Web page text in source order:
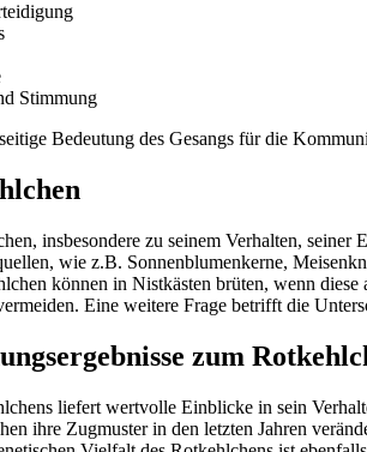
Stimmung
Bedeutung des Gesangs für die
insbesondere zu seinem Verhalten,
wie z.B. Sonnenblumenkerne,
können in Nistkästen brüten, wenn
Eine weitere Frage betrifft die
zum
liefert wertvolle Einblicke in sein
ihre Zugmuster in den letzten Jahren